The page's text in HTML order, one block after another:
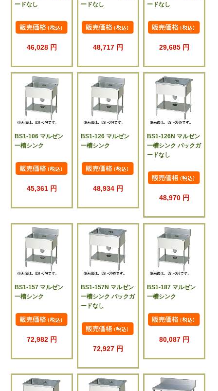
ードなし
46,028 円
ードなし
48,717 円
ードなし
29,685 円
BS1-106 マルゼン
一槽シンク
45,361 円
BS1-126 マルゼン
一槽シンク
48,934 円
BS1-126N マルゼン
一槽シンク バックガ
ードなし
48,970 円
BS1-157 マルゼン
一槽シンク
72,982 円
BS1-157N マルゼン
一槽シンク バックガ
ードなし
72,927 円
BS1-187 マルゼン
一槽シンク
80,087 円